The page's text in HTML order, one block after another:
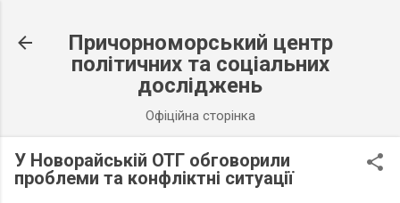
Причорноморський центр
політичних та соціальних
досліджень
Офіційна сторінка
У Новорайській ОТГ обговорили
проблеми та конфліктні ситуації